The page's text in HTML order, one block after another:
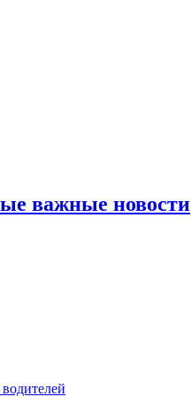
важные новости